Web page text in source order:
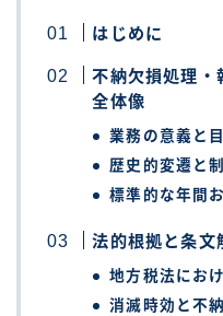
はじめに
不納欠損処理・
全体像
業務の意義と
歴史的変遷と
標準的な年間
法的根拠と条文
地方税法にお
消滅時効と不